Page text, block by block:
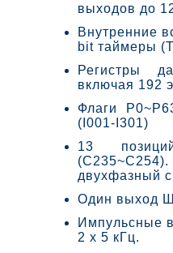
выходов до
Внутренние
bit таймеры
Регистры
включая 192
Флаги
(I001-I301)
13
двухфазный
Один выход
Импульсные
2 х 5 кГц.